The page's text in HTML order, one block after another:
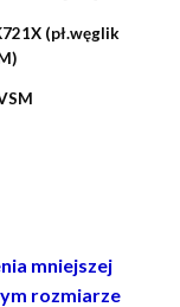
(pł.węglik
mniejszej
rozmiarze